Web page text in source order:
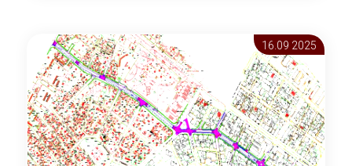
16.09 2025